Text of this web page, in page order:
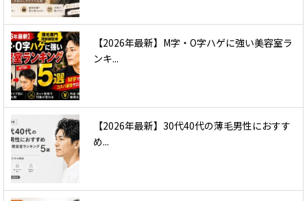
【2026年最新】M字・O字ハゲに強い美容室ラ
ンキ...
【2026年最新】30代40代の薄毛男性におすす
め...